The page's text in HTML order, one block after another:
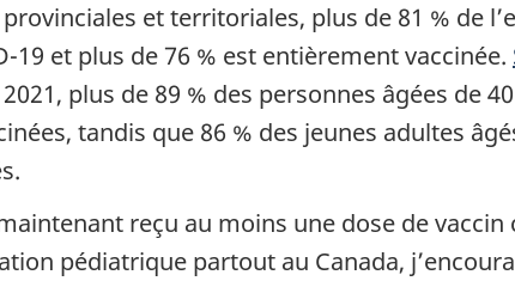
et territoriales, plus de 81 % de
et plus de 76 % est entièrement vaccinée.
plus de 89 % des personnes âgées de
tandis que 86 % des jeunes adultes
reçu au moins une dose de vaccin
pédiatrique partout au Canada,